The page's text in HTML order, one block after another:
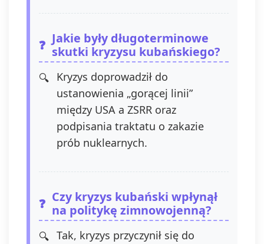
przetwarzania, którego
przed jej wycofaniem.
Wycofanie zgody jest możliwe
poprzez kontakt z
Administratorem na adres e-
mail:
admin@dyktanda.pl
naciśniecie przycisku "wypisz
się" znajdującego się w
wiadomościach e-mail od nas.
Jakie były długoterminowe
skutki kryzysu kubańskiego?
Kryzys doprowadził do
ustanowienia „gorącej linii”
między USA a ZSRR oraz
podpisania traktatu o zakazie
prób nuklearnych.
Czy kryzys kubański wpłynął
na politykę zimnowojenną?
Tak, kryzys przyczynił się do